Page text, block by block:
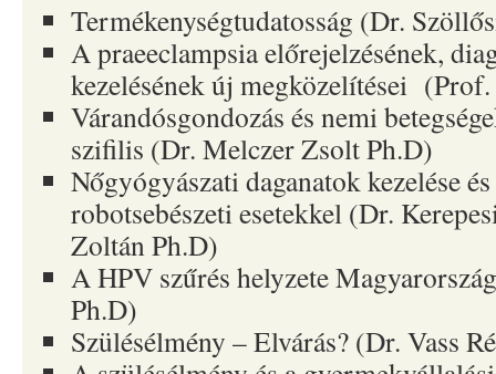
Termékenységtudatosság (Dr.
A praeeclampsia előrejelzésének,
kezelésének új megközelítései
Várandósgondozás és nemi
szifilis (Dr. Melczer Zsolt Ph.D)
Nőgyógyászati daganatok kezelése
robotsebészeti esetekkel (Dr.
Zoltán Ph.D)
A HPV szűrés helyzete
Ph.D)
Szülésélmény – Elvárás? (Dr. Vass